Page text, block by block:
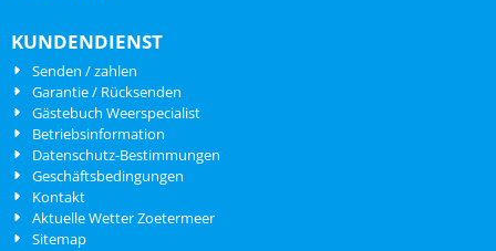
KUNDENDIENST
Senden / zahlen
Garantie / Rücksenden
Gästebuch Weerspecialist
Betriebsinformation
Datenschutz-Bestimmungen
Geschäftsbedingungen
Kontakt
Aktuelle Wetter Zoetermeer
Sitemap